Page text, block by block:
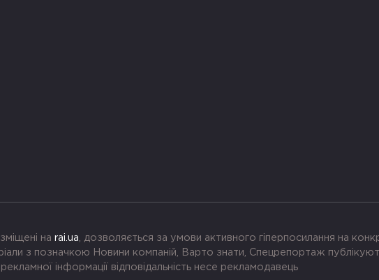
на rai.ua , дозволяється за умови активного гіперпосилання на
з позначкою Новини компаній, Варто знати, Спецрепортаж
рекламної інформації відповідальність несе рекламодавець